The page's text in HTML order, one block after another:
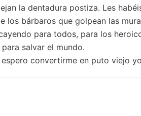
la dentadura postiza. Les
los bárbaros que golpean las
para todos, para los
salvar el mundo.
convertirme en puto viejo